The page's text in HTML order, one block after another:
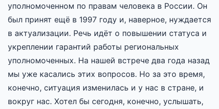
уполномоченном по правам человека в России. Он
был принят ещё в 1997 году и, наверное, нуждается
в актуализации. Речь идёт о повышении статуса и
укреплении гарантий работы региональных
уполномоченных. На нашей встрече два года назад
мы уже касались этих вопросов. Но за это время,
конечно, ситуация изменилась и у нас в стране, и
вокруг нас. Хотел бы сегодня, конечно, услышать,